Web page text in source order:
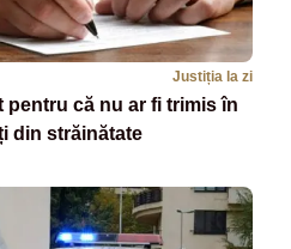
Justiția la zi
pentru că nu ar fi trimis în
din străinătate